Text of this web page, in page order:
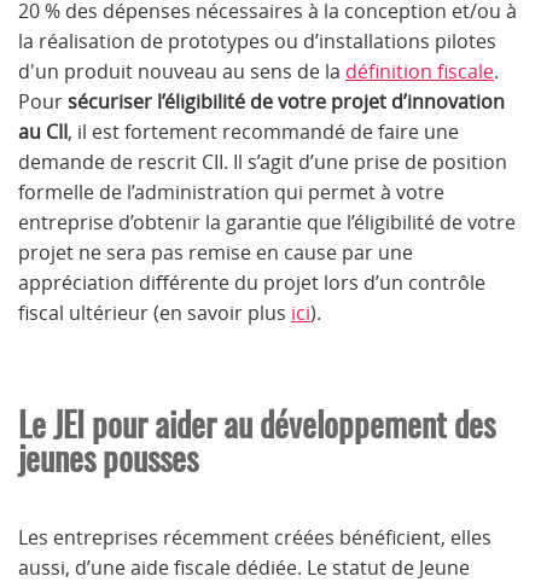
20 % des dépenses nécessaires à la conception et/ou à
la réalisation de prototypes ou d’installations pilotes
d'un produit nouveau au sens de la définition fiscale.
Poursécuriser l’éligibilité de votre projet d’innovation
au CII, il est fortement recommandé de faire une
demande de rescrit CII. Il s’agit d’une prise de position
formelle de l’administration qui permet à votre
entreprise d’obtenir la garantie que l’éligibilité de votre
projet ne sera pas remise en cause par une
appréciation différente du projet lors d’un contrôle
fiscal ultérieur (en savoir plus ici).
Le JEI pour aider au développement des
jeunes pousses
Les entreprises récemment créées bénéficient, elles
aussi, d’une aide fiscale dédiée. Le statut de Jeune